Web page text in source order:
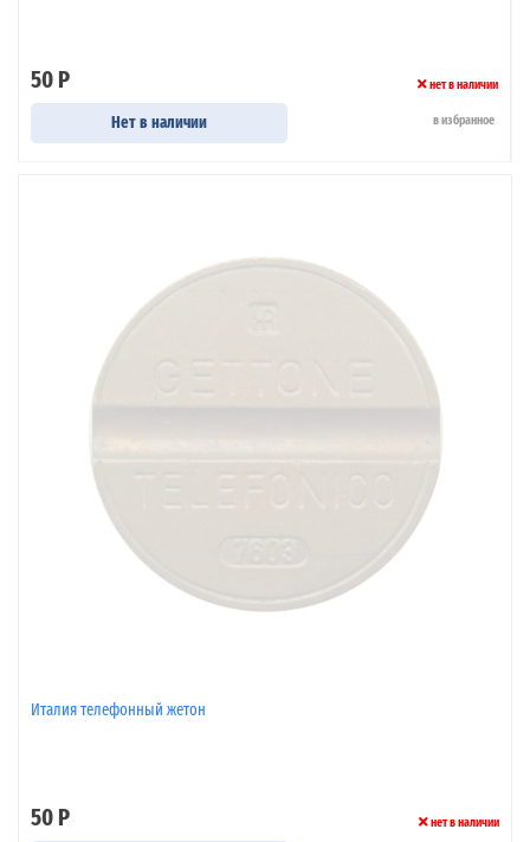
50 Р нет в наличии
Нет в наличии в избранное
Италия телефонный жетон
50 Р нет в наличии